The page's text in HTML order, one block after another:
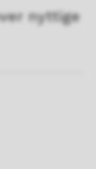
nyttige